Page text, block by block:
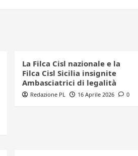
La Filca Cisl nazionale e la
Filca Cisl Sicilia insignite
Ambasciatrici di legalità
Redazione PL 16 Aprile 2026 0